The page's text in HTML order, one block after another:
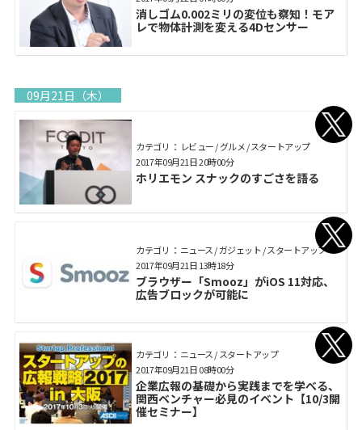
消しゴム0.002ミリの変位も察知！モア
レで物体計測を変える4Dセンサー
09月21日（木）
カテゴリ： レビュー / グルメ / スタートアップ
ホリエモン スナックのすごさを語る
2017年09月21日 20時00分
カテゴリ： ニュース / ガジェット / スタートアップ
ブラウザー「Smooz」がiOS 11対応、
広告ブロックが可能に
2017年09月21日 13時18分
カテゴリ： ニュース / スタートアップ
企業広報の基礎から実践までを学べる、
関西ベンチャー必見のイベント【10/3開
催セミナー】
2017年09月21日 08時00分